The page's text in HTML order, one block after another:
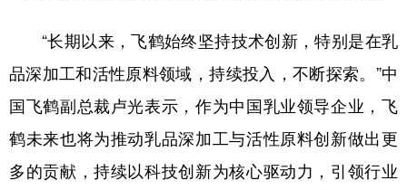
“长期以来，飞鹤始终坚持技术创新，特别是在乳
品深加工和活性原料领域，持续投入，不断探索。”中
国飞鹤副总裁卢光表示，作为中国乳业领导企业，飞
鹤未来也将为推动乳品深加工与活性原料创新做出更
多的贡献，持续以科技创新为核心驱动力，引领行业